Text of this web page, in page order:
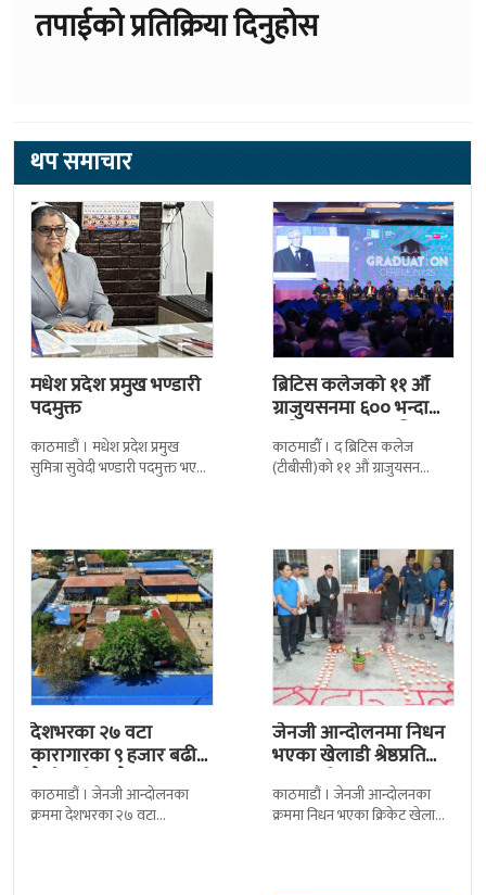
तपाईको प्रतिक्रिया दिनुहोस
थप समाचार
मधेश प्रदेश प्रमुख भण्डारी
पदमुक्त
काठमाडौं । मधेश प्रदेश प्रमुख
सुमित्रा सुवेदी भण्डारी पदमुक्त भएकी
ब्रिटिस कलेजको ११ औँ
ग्राजुयसनमा ६०० भन्दा
बढी ग्राजुयट सम्मानित
काठमाडौँ । द ब्रिटिस कलेज
(टीबीसी)को ११ औं ग्राजुयसन
देशभरका २७ वटा
कारागारका ९ हजार बढी
कैदीबन्दी अझै फरार
काठमाडौं । जेनजी आन्दोलनका
क्रममा देशभरका २७ वटा
जेनजी आन्दोलनमा निधन
भएका खेलाडी श्रेष्ठप्रति
श्रद्धाञ्जली
काठमाडौं । जेनजी आन्दोलनका
क्रममा निधन भएका क्रिकेट खेलाडी